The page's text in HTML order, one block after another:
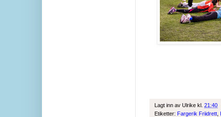
Lagt inn av Ulrike kl. 21:40
Etiketter: Fargerik Friidrett